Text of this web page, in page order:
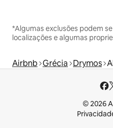
*Algumas exclusões podem
localizações e algumas
Airbnb Grécia Drymos
© 2026